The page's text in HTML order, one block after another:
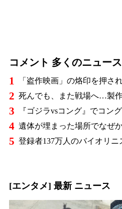
コメント 多くのニュース
1
2
3
4
5
[エンタメ] 最新 ニュース